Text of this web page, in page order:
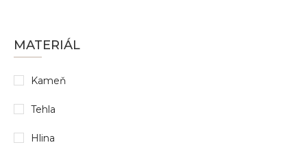
MATERIÁL
Kameň
Tehla
Hlina